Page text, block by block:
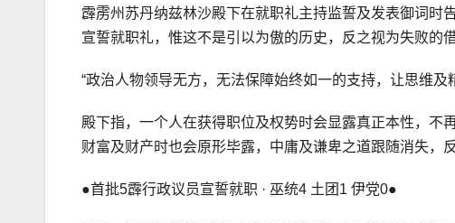
霹雳州苏丹纳兹林沙殿下在就职礼主持监誓及发表御词时
宣誓就职礼，惟这不是引以为傲的历史，反之视为失败的借
“政治人物领导无方，无法保障始终如一的支持，让思维
殿下指，一个人在获得职位及权势时会显露真正本性，不
财富及财产时也会原形毕露，中庸及谦卑之道跟随消失，
●首批5霹行政议员宣誓就职 · 巫统4 土团1 伊党0●